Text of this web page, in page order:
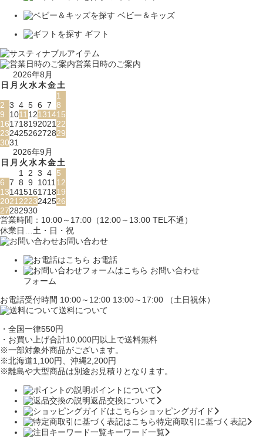
ベビー＆キッズ
ギフト
営業日時のご案内
2026年8月
日 月 火水木金土
1
2 3 4 5 6 7 8
9
101112131415
16171819202122
23242526272829
3031
2026年9月
日 月 火水木金土
1 2 3 4 5
6 7 8 9 101112
13141516171819
20212223242526
27282930
営業時間：10:00～17:00（12:00～13:00 TEL不通）
休業日…土・日・祝
お問い合わせ
お電話
お問い合わせ
フォーム
お電話受付時間 10:00～12:00 13:00～17:00 （土日祝休）
送料について
・全国一律550円
・お買い上げ合計10,000円 以上で送料無料
※一部対象外商品がございます。
※北海道1,100円、沖縄2,200円
※離島や大型商品は別途お見積りとなります。
ポイントについて
返品交換について
ショッピングガイド
特定商取引に基づく表記
キーワード一覧